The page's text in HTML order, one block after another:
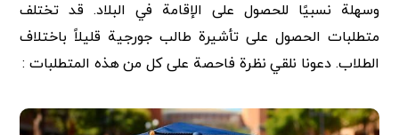
وسهلة نسبيًا للحصول على الإقامة في البلاد. قد تختلف
متطلبات الحصول على تأشيرة طالب جورجية قليلاً باختلاف
الطلاب. دعونا نلقي نظرة فاحصة على كل من هذه المتطلبات :